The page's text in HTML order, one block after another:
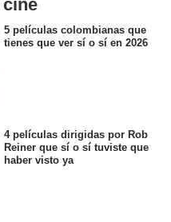
5 películas colombianas que
tienes que ver sí o sí en 2026
4 películas dirigidas por Rob
Reiner que sí o sí tuviste que
haber visto ya